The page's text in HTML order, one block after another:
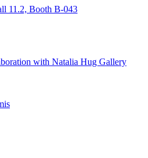
11.2, Booth B-043
with Natalia Hug Gallery